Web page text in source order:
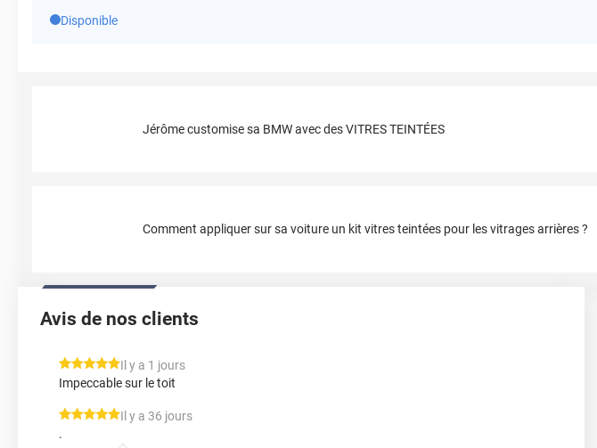
Disponible
Jérôme customise sa BMW avec des VITRES TEINTÉES
Comment appliquer sur sa voiture un kit vitres teintées pour les vitrages arrières ?
Avis de nos clients
*****
Il y a 1 jours
Impeccable sur le toit
*****
Il y a 36 jours
.